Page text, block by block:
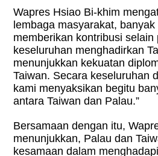
Wapres Hsiao Bi-khim
lembaga masyarakat,
memberikan kontribusi
keseluruhan menghadirkan
menunjukkan kekuatan
Taiwan. Secara keseluruhan
kami menyaksikan begitu
antara Taiwan dan Palau.”
Bersamaan dengan itu,
menunjukkan, Palau dan
kesamaan dalam